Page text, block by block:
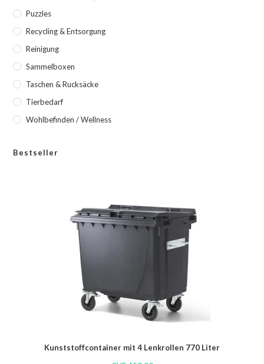
Puzzles
Recycling & Entsorgung
Reinigung
Sammelboxen
Taschen & Rucksäcke
Tierbedarf
Wohlbefinden / Wellness
Bestseller
Kunststoffcontainer mit 4 Lenkrollen 770 Liter